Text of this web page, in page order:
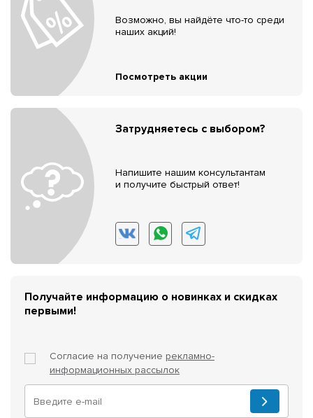
Возможно, вы найдёте что-то среди
наших акций!
Посмотреть акции
Затрудняетесь с выбором?
Напишите нашим консультантам
и получите быстрый ответ!
Получайте информацию о новинках и скидках
первыми!
Согласие на получение рекламно-
информационных рассылок